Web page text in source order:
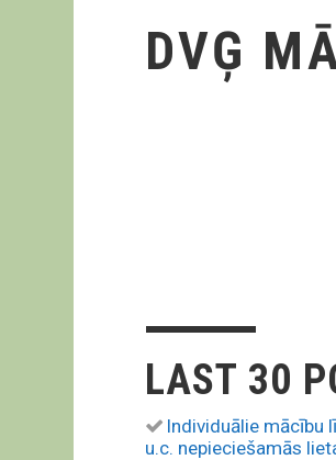
DVĢ
LAST 30
Individuālie mācību
u.c. nepieciešamās